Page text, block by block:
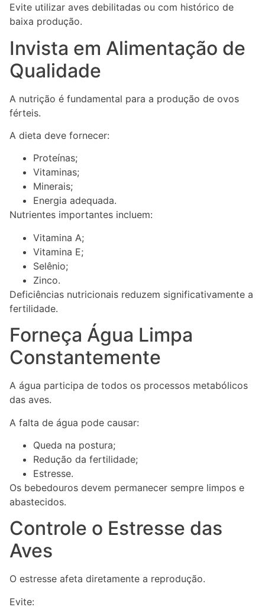
Evite utilizar aves debilitadas ou com histórico de
baixa produção.
Invista em Alimentação de
Qualidade
A nutrição é fundamental para a produção de ovos
férteis.
A dieta deve fornecer:
Proteínas;
Vitaminas;
Minerais;
Energia adequada.
Nutrientes importantes incluem:
Vitamina A;
Vitamina E;
Selênio;
Zinco.
Deficiências nutricionais reduzem significativamente a
fertilidade.
Forneça Água Limpa
Constantemente
A água participa de todos os processos metabólicos
das aves.
A falta de água pode causar:
Queda na postura;
Redução da fertilidade;
Estresse.
Os bebedouros devem permanecer sempre limpos e
abastecidos.
Controle o Estresse das
Aves
O estresse afeta diretamente a reprodução.
Evite: